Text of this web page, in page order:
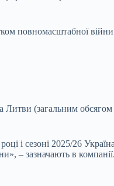
повномасштабної війни
Литви (загальним
і сезоні 2025/26
– зазначають в компанії.